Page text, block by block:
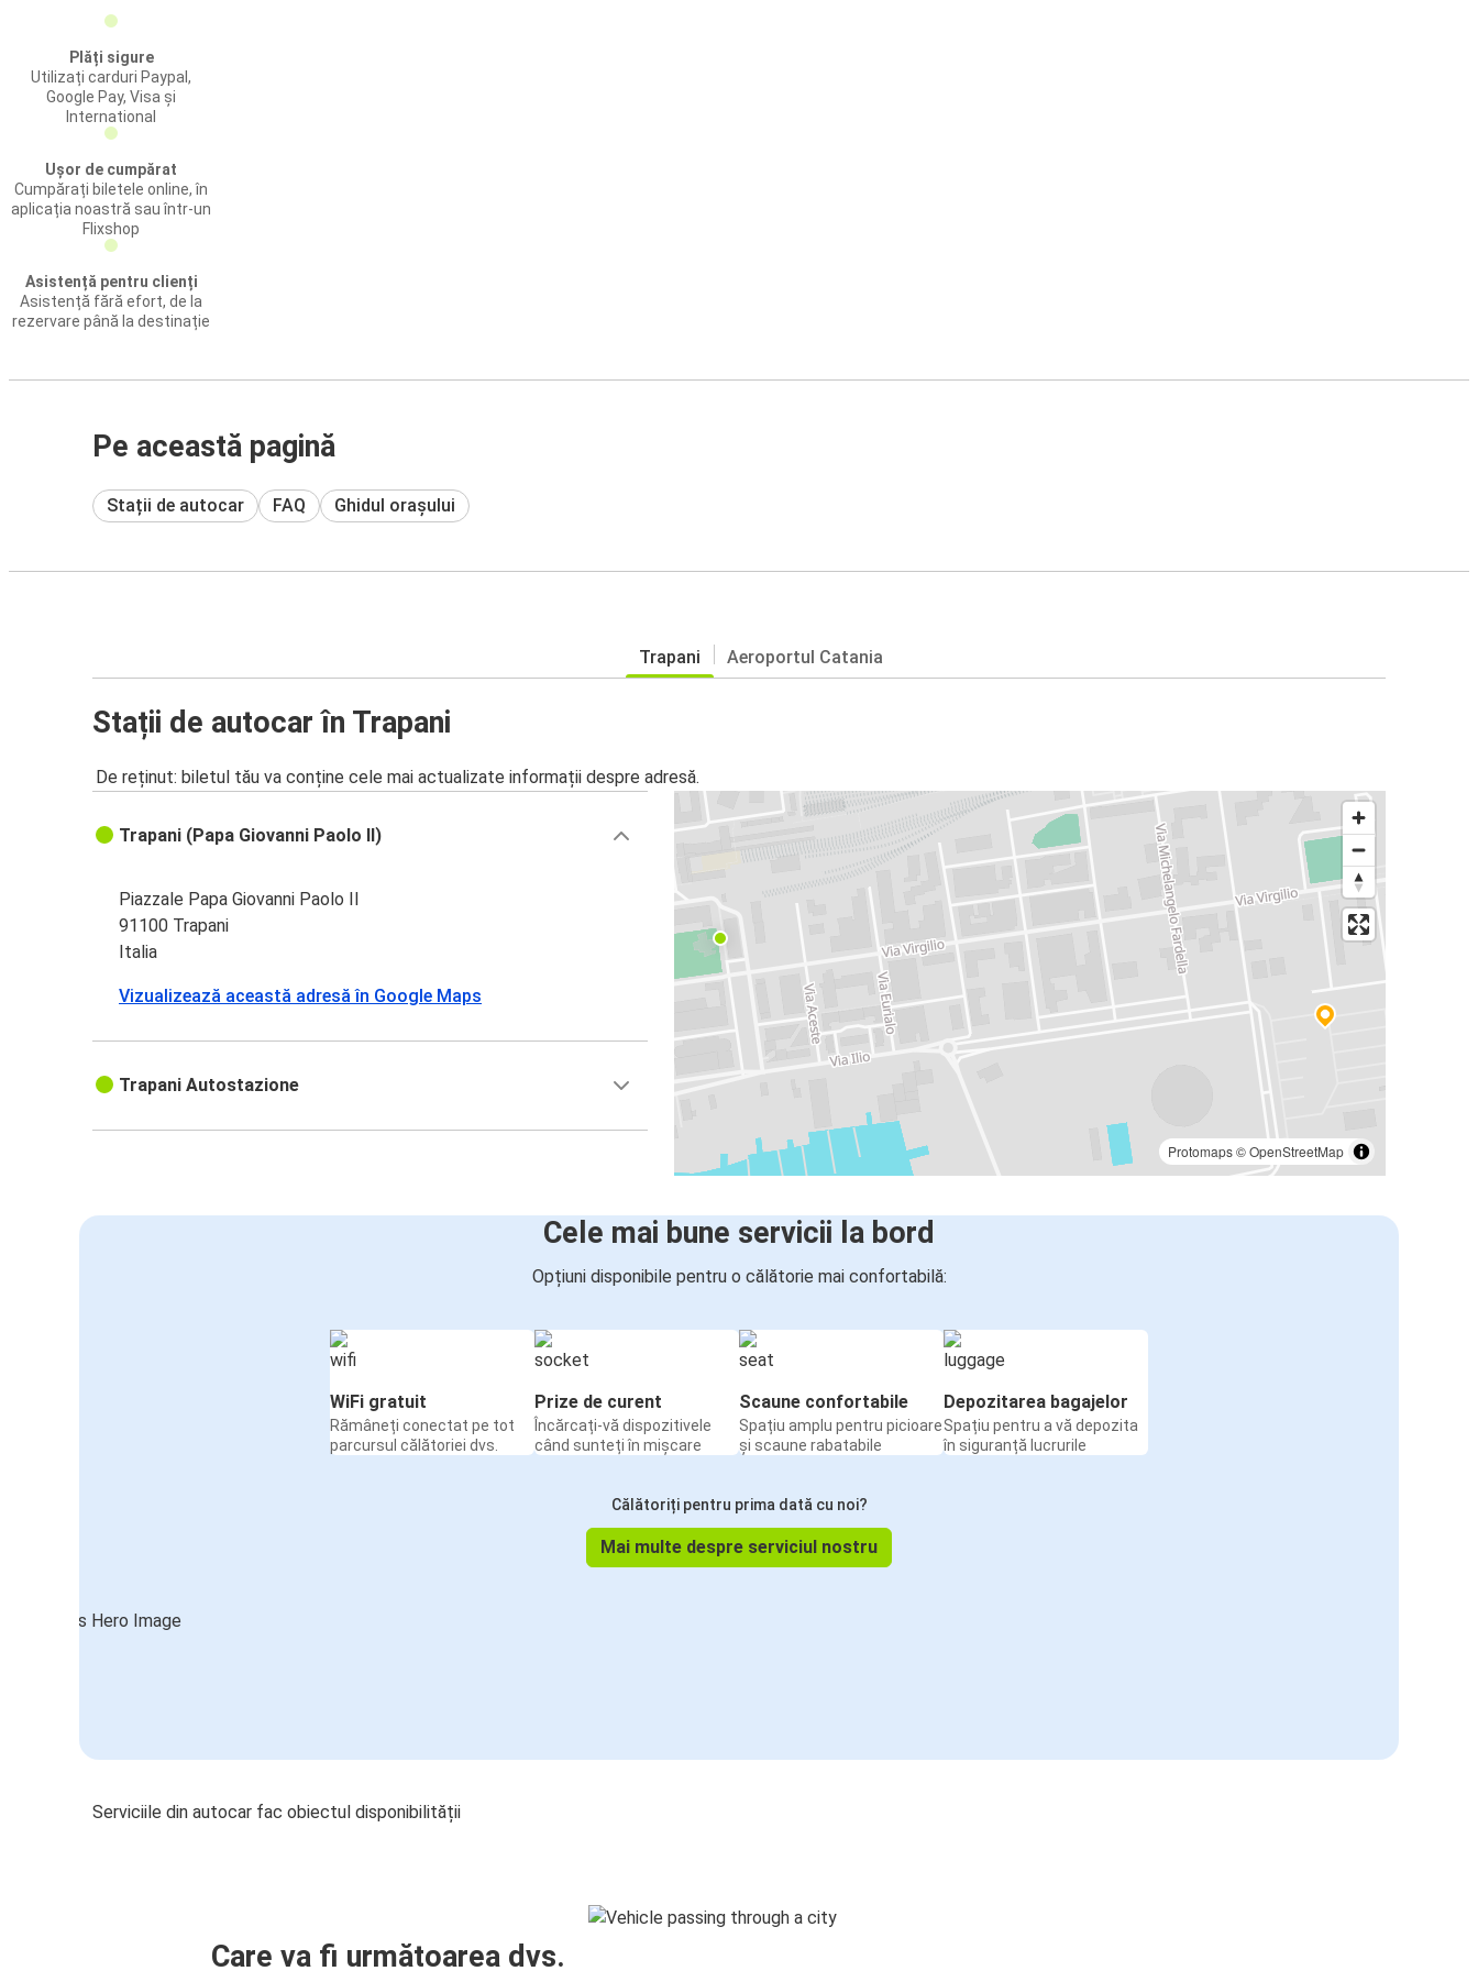
Plăți sigure
Utilizați carduri Paypal,
Google Pay, Visa și
International
Ușor de cumpărat
Cumpărați biletele online, în
aplicația noastră sau într-un
Flixshop
Asistență pentru clienți
Asistență fără efort, de la
rezervare până la destinație
Pe această pagină
Stații de autocar FAQ Ghidul orașului
Trapani Aeroportul Catania
Stații de autocar în Trapani
De reținut: biletul tău va conține cele mai actualizate informații despre adresă.
Protomaps©OpenStreetMap
Trapani (Papa Giovanni Paolo II)
Piazzale Papa Giovanni Paolo II
91100 Trapani
Italia
Vizualizează această adresă în Google Maps
Trapani Autostazione
Cele mai bune servicii la bord
Opțiuni disponibile pentru o călătorie mai confortabilă:
WiFi gratuit
Rămâneți conectat pe tot
parcursul călătoriei dvs.
Prize de curent
Încărcați-vă dispozitivele
când sunteți în mișcare
Scaune confortabile
Spațiu amplu pentru picioare
și scaune rabatabile
Depozitarea bagajelor
Spațiu pentru a vă depozita
în siguranță lucrurile
Călătoriți pentru prima dată cu noi?
Mai multe despre serviciul nostru
Serviciile din autocar fac obiectul disponibilității
Care va fi următoarea dvs.